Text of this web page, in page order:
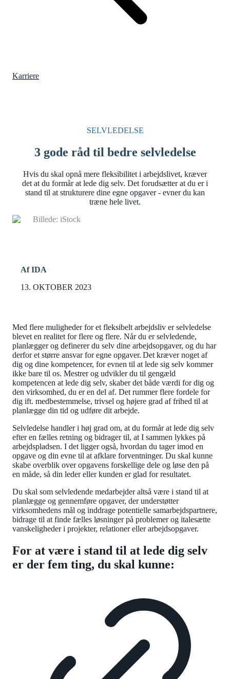
Karriere
SELVLEDELSE
3 gode råd til bedre selvledelse
Hvis du skal opnå mere fleksibilitet i arbejdslivet, kræver
det at du formår at lede dig selv. Det forudsætter at du er i
stand til at strukturere dine egne opgaver - evner du kan
træne hele livet.
Billede: iStock
Af IDA
13. OKTOBER 2023
Med flere muligheder for et fleksibelt arbejdsliv er selvledelse
blevet en realitet for flere og flere. Når du er selvledende,
planlægger og definerer du selv dine arbejdsopgaver, og du har
derfor et større ansvar for egne opgaver. Det kræver noget af
dig og dine kompetencer, for evnen til at lede sig selv kommer
ikke bare til os. Mestrer og udvikler du til gengæld
kompetencen at lede dig selv, skaber det både værdi for dig og
den virksomhed, du er en del af. Det rummer flere fordele for
dig ift. medbestemmelse, trivsel og højere grad af frihed til at
planlægge din tid og udføre dit arbejde.
Selvledelse handler i høj grad om, at du formår at lede dig selv
efter en fælles retning og bidrager til, at I sammen lykkes på
arbejdspladsen. I det ligger også, hvordan du tager imod en
opgave og din evne til at afklare forventninger. Du skal kunne
skabe overblik over opgavens forskellige dele og løse den på
en måde, så din leder eller kunden er glad for resultatet.
Du skal som selvledende medarbejder altså være i stand til at
planlægge og gennemføre opgaver, der understøtter
virksomhedens mål og inddrage potentielle samarbejdspartnere,
bidrage til at finde fælles løsninger på problemer og italesætte
vanskeligheder i projekter, relationer eller arbejdsopgaver.
For at være i stand til at lede dig selv
er der fem ting, du skal kunne: